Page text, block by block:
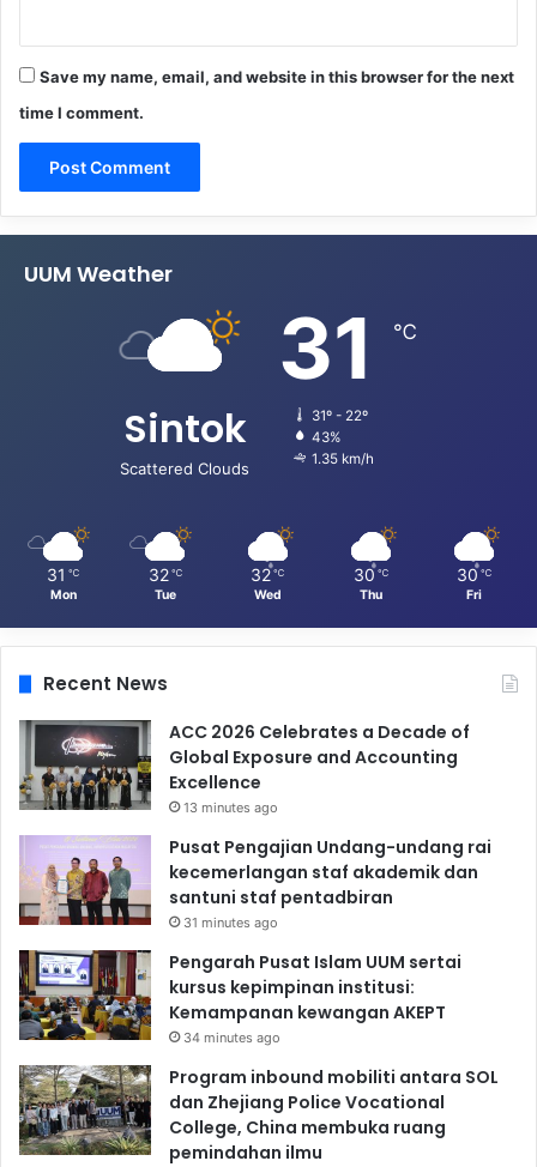
Save my name, email, and website in this browser for the next
time I comment.
UUM Weather
Sintok
Scattered Clouds
31 ℃
31º - 22º
43%
1.35 km/h
31 ℃
Mon
32 ℃
Tue
32 ℃
Wed
30 ℃
Thu
30 ℃
Fri
Recent News
ACC 2026 Celebrates a Decade of
Global Exposure and Accounting
Excellence
13 minutes ago
Pusat Pengajian Undang-undang rai
kecemerlangan staf akademik dan
santuni staf pentadbiran
31 minutes ago
Pengarah Pusat Islam UUM sertai
kursus kepimpinan institusi:
Kemampanan kewangan AKEPT
34 minutes ago
Program inbound mobiliti antara SOL
dan Zhejiang Police Vocational
College, China membuka ruang
pemindahan ilmu